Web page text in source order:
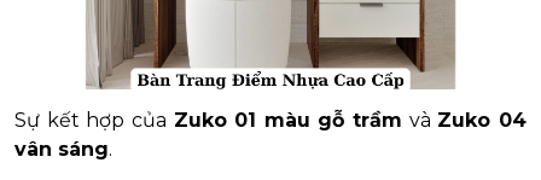
Sự kết hợp của Zuko 01 màu gỗ trầm và Zuko 04
vân sáng.